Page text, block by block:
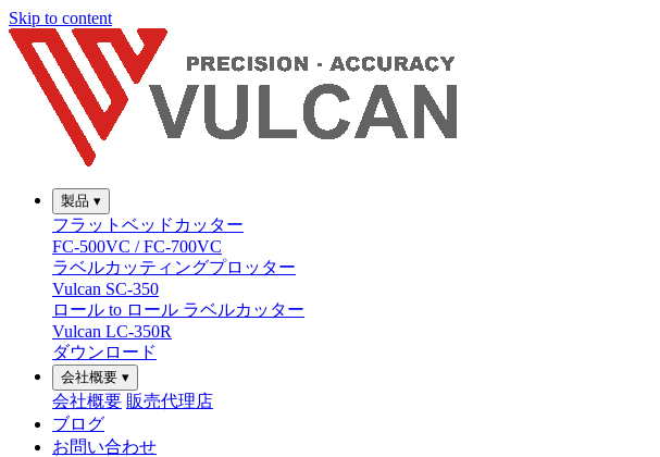
Skip to content
製品 ▾
フラットベッドカッター
FC-500VC / FC-700VC
ラベルカッティングプロッター
Vulcan SC-350
ロール to ロール ラベルカッター
Vulcan LC-350R
ダウンロード
会社概要 ▾
会社概要 販売代理店
ブログ
お問い合わせ